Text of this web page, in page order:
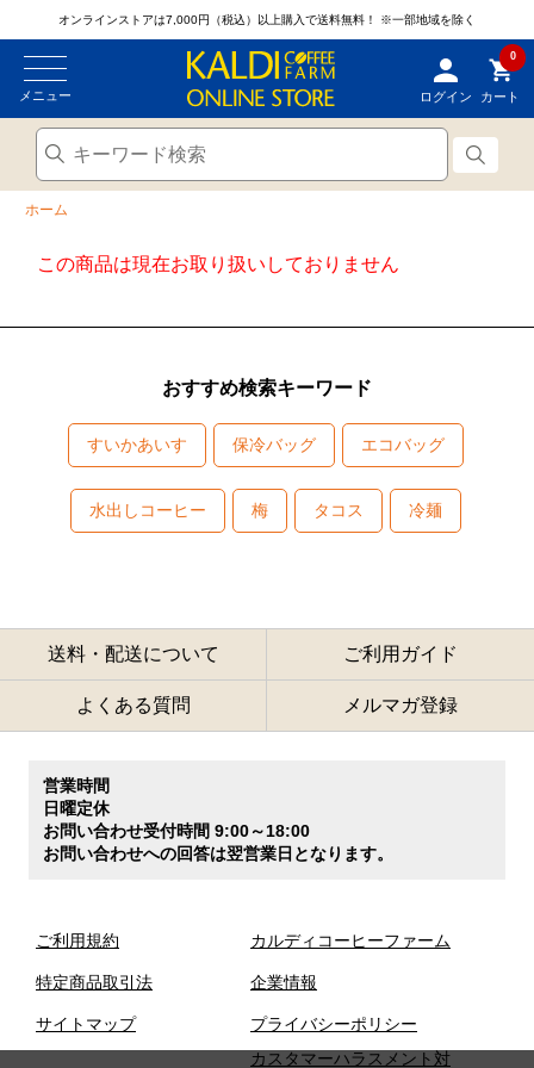
オンラインストアは7,000円（税込）以上購入で送料無料！ ※一部地域を除く
メニュー ログイン
0
カート
ホーム
この商品は現在お取り扱いしておりません
おすすめ検索キーワード
すいかあいす 保冷バッグ エコバッグ
水出しコーヒー 梅 タコス 冷麺
送料・配送について ご利用ガイド
よくある質問 メルマガ登録
営業時間
日曜定休
お問い合わせ受付時間 9:00～18:00
お問い合わせへの回答は翌営業日となります。
ご利用規約
特定商品取引法
サイトマップ
カルディコーヒーファーム
企業情報
プライバシーポリシー
カスタマーハラスメント対